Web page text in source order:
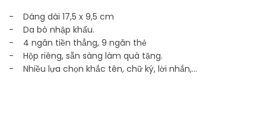
- Dáng dài 17,5 x 9,5 cm
- Da bò nhập khẩu.
- 4 ngăn tiền thẳng, 9 ngăn thẻ
- Hộp riêng, sẵn sàng làm quà tặng.
- Nhiều lựa chọn khắc tên, chữ ký, lời nhắn,...